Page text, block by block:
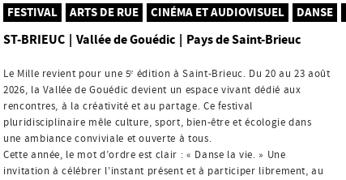
FESTIVAL ARTS DE RUE CINÉMA ET AUDIOVISUEL DANSE
ST-BRIEUC Vallée de Gouédic Pays de Saint-Brieuc
Le Mille revient pour une 5ᵉ édition à Saint-Brieuc. Du 20 au 23 août
2026, la Vallée de Gouédic devient un espace vivant dédié aux
rencontres, à la créativité et au partage. Ce festival
pluridisciplinaire mêle culture, sport, bien-être et écologie dans
une ambiance conviviale et ouverte à tous.
Cette année, le mot d’ordre est clair : « Danse la vie. » Une
invitation à célébrer l’instant présent et à participer librement, au